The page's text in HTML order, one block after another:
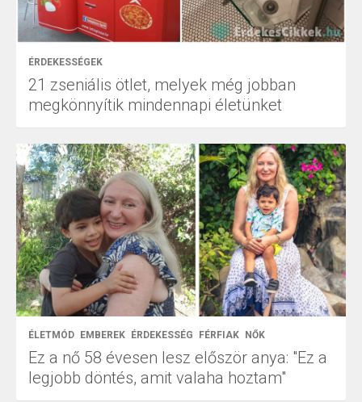
ÉRDEKESSÉGEK
21 zseniális ötlet, melyek még jobban
megkönnyítik mindennapi életünket
ÉLETMÓD EMBEREK ÉRDEKESSÉG FÉRFIAK NŐK
Ez a nő 58 évesen lesz először anya: "Ez a
legjobb döntés, amit valaha hoztam"